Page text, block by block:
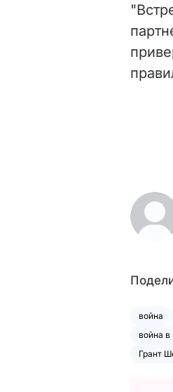
война
война
Грант